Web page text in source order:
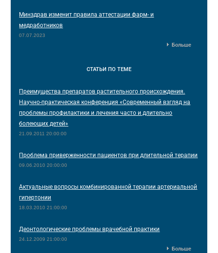
Минздрав изменит правила аттестации фарм- и
медработников
07.07.2023
Больше
СТАТЬИ ПО ТЕМЕ
Преимущества препаратов растительного происхождения.
Научно-практическая конференция «Современный взгляд на
проблемы профилактики и лечения часто и длительно
болеющих детей»
21.09.2011 20:00:00
Проблема приверженности пациентов при длительной терапии
09.06.2010 20:00:00
Актуальные вопросы комбинированной терапии артериальной
гипертонии
18.03.2010 21:00:00
Деонтологические проблемы врачебной практики
24.12.2009 21:00:00
Больше